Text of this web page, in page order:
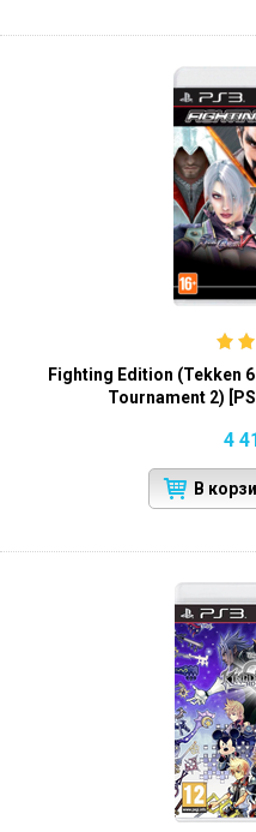
Fighting Edition (Tekken
Tournament 2)
4
В